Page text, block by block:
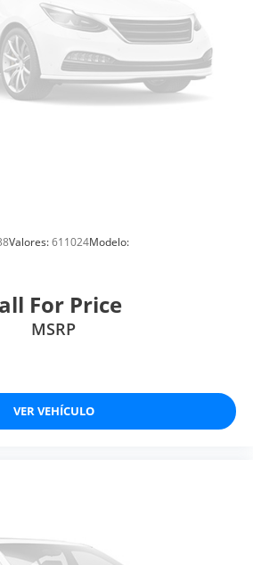
Valores:611024Modelo:
For Price
MSRP
VER VEHÍCULO